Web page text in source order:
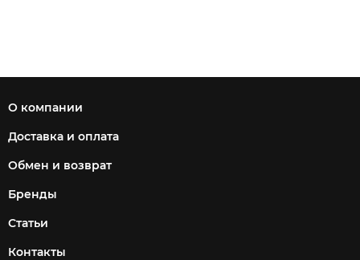
О компании
Доставка и оплата
Обмен и возврат
Бренды
Статьи
Контакты